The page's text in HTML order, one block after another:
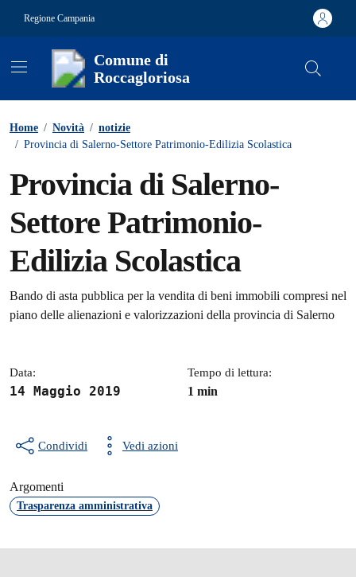
Regione Campania
Comune di
Roccagloriosa
Home / Novità / notizie
/ Provincia di Salerno-Settore Patrimonio-Edilizia Scolastica
Provincia di Salerno-
Settore Patrimonio-
Edilizia Scolastica
Dettagli della notizia
Bando di asta pubblica per la vendita di beni immobili compresi nel
piano delle alienazioni e valorizzazioni della provincia di Salerno
Data:
14 Maggio 2019
Tempo di lettura:
1 min
Condividi Vedi azioni
Argomenti
Trasparenza amministrativa